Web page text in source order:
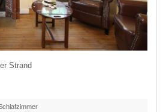
Strand